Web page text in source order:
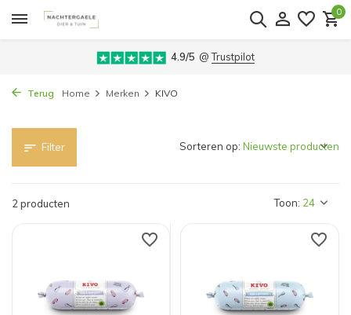
0
4.9/5 @Trustpilot
Terug Home Merken KIVO
Filter
2 producten Toon:
Sorteren op: